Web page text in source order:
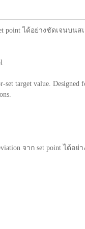
point ได้อย่างชัดเจนบ
set target value. Designed
จาก set point ได้อย่